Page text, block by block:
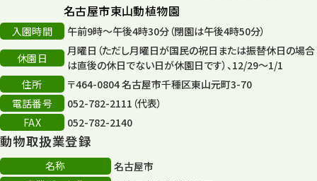
名古屋市東山動植物園
入園時間
午前9時～午後4時30分（閉園は午後4時50分）
休園日
月曜日（ただし月曜日が国民の祝日または振替休日の場合
は直後の休日でない日が休園日です）、12/29～1/1
住所
〒464-0804 名古屋市千種区東山元町3-70
電話番号
052-782-2111（代表）
FAX
052-782-2140
動物取扱業登録
名称
名古屋市